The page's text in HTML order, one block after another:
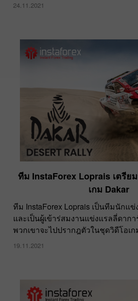
24.11.2021
ทีม InstaForex Loprais เตรีย
เกม Dakar
ทีม InstaForex Loprais เป็นทีมนักแข่
และเป็นผู้เข้าร่สมงานแข่งแรลลี่ดากา
พวกเขาจะไปปรากฎตัวในชุดวิดีโอเ
19.11.2021